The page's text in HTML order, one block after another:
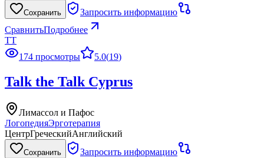
Сохранить
Запросить информацию
СравнитьПодробнее
TT
174 просмотры
5.0(19)
Talk the Talk Cyprus
Лимассол и Пафос
ЛогопедияЭрготерапия
ЦентрГреческийАнглийский
Сохранить
Запросить информацию